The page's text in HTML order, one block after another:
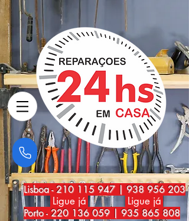
Ligue já Ligue já
Lisboa-210 115 947|938 956 203
Porto- 220 136 059 |935 865 808